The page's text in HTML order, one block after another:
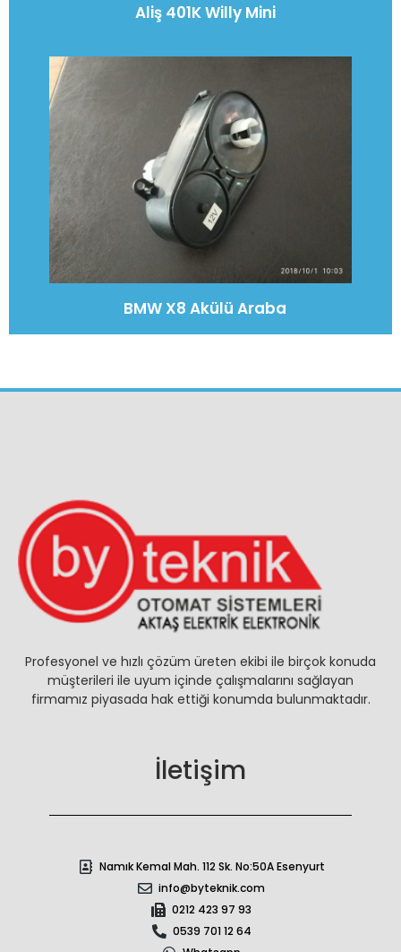
Aliş 401K Willy Mini
BMW X8 Akülü Araba
Profesyonel ve hızlı çözüm üreten ekibi ile birçok konuda
müşterileri ile uyum içinde çalışmalarını sağlayan
firmamız piyasada hak ettiği konumda bulunmaktadır.
İletişim
Namık Kemal Mah. 112 Sk. No:50A Esenyurt
info@byteknik.com
0212 423 97 93
0539 701 12 64